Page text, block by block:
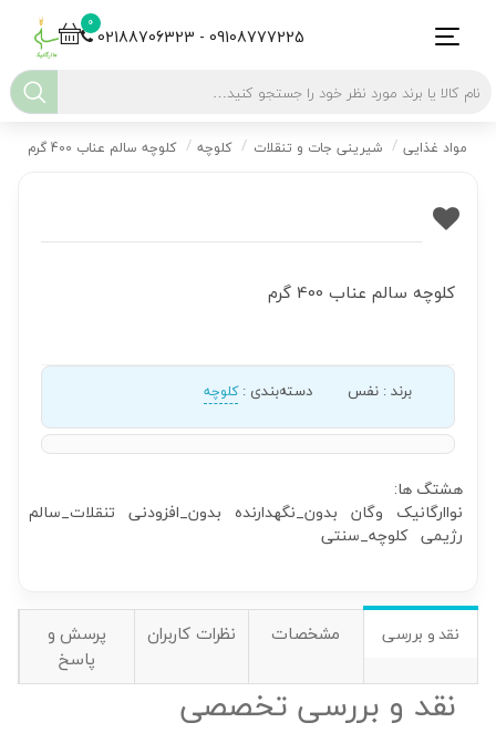
0
02188706323 - 09108777225
مواد غذایی شیرینی جات و تنقلات کلوچه کلوچه سالم عناب 400 گرم
کلوچه سالم عناب 400 گرم
برند: نفس دسته‌بندی :کلوچه
هشتگ ها:
نواارگانیک وگان بدون_نگهدارنده بدون_افزودنی تنقلات_سالم
رژیمی کلوچه_سنتی
نقد و بررسی مشخصات نظرات کاربران
پرسش و
پاسخ
نقد و بررسی تخصصی